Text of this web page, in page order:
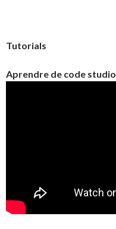
Tutorials
Aprendre de code studio